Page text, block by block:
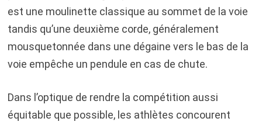
est une moulinette classique au sommet de la voie
tandis qu’une deuxième corde, généralement
mousquetonnée dans une dégaine vers le bas de la
voie empêche un pendule en cas de chute.
Dans l’optique de rendre la compétition aussi
équitable que possible, les athlètes concourent